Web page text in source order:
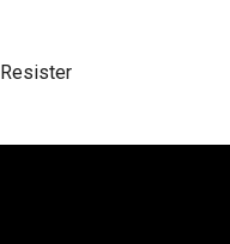
Resister